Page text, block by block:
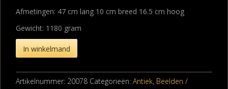
Afmetingen: 47 cm lang 10 cm breed 16.5 cm hoog
Gewicht: 1180 gram
In winkelmand
Artikelnummer: 20078 Categorieën: Antiek, Beelden /